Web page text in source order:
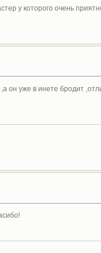
у которого очень
он уже в инете бродит